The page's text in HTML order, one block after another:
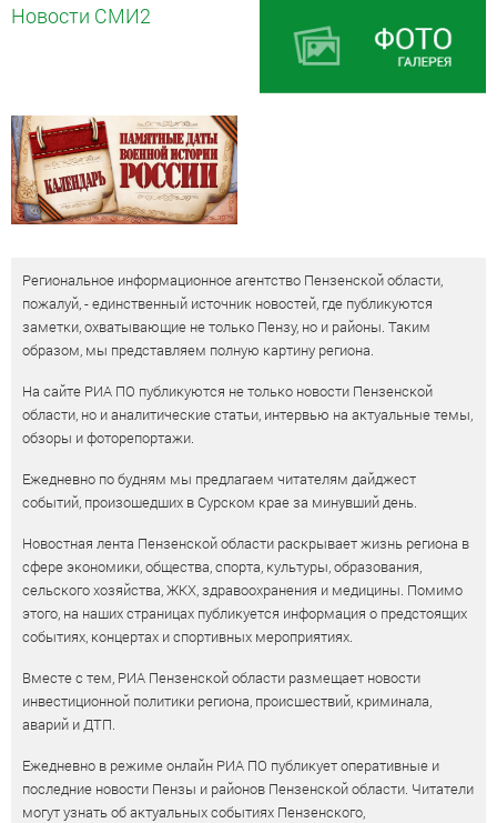
Новости СМИ2
Региональное информационное агентство Пензенской области,
пожалуй, - единственный источник новостей, где публикуются
заметки, охватывающие не только Пензу, но и районы. Таким
образом, мы представляем полную картину региона.
На сайте РИА ПО публикуются не только новости Пензенской
области, но и аналитические статьи, интервью на актуальные темы,
обзоры и фоторепортажи.
Ежедневно по будням мы предлагаем читателям дайджест
событий, произошедших в Сурском крае за минувший день.
Новостная лента Пензенской области раскрывает жизнь региона в
сфере экономики, общества, спорта, культуры, образования,
сельского хозяйства, ЖКХ, здравоохранения и медицины. Помимо
этого, на наших страницах публикуется информация о предстоящих
событиях, концертах и спортивных мероприятиях.
Вместе с тем, РИА Пензенской области размещает новости
инвестиционной политики региона, происшествий, криминала,
аварий и ДТП.
Ежедневно в режиме онлайн РИА ПО публикует оперативные и
последние новости Пензы и районов Пензенской области. Читатели
могут узнать об актуальных событиях Пензенского,